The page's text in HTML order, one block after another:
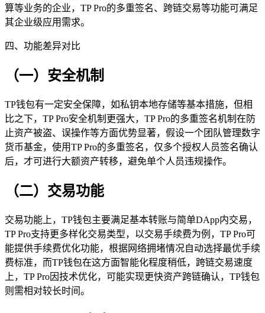
算等业务的企业，TP Pro的多重签名、跨链交易等功能可满足
其企业级应用需求。
四、功能差异对比
（一）安全机制
TP钱包有一定安全保障，如私钥本地存储等基本措施，但相
比之下，TP Pro安全机制更强大，TP Pro的多重签名机制在防
止资产被盗、误操作等方面优势显著，假设一个团队管理数字
货币基金，使用TP Pro的多重签名，仅多个授权人员签名确认
后，才可进行大额资产转移，避免单个人员违规操作。
（二）交易功能
交易功能上，TP钱包主要满足基本转账与简单DApp内交易，
TP Pro支持更多样化交易类型，以交易手续费为例，TP Pro可
能提供手续费优化功能，根据网络拥堵情况自动选择最优手续
费标准，而TP钱包在这方面智能化程度稍低，跨链交易速度
上，TP Pro因技术优化，可能实现更快资产跨链确认，TP钱包
则需相对较长时间。